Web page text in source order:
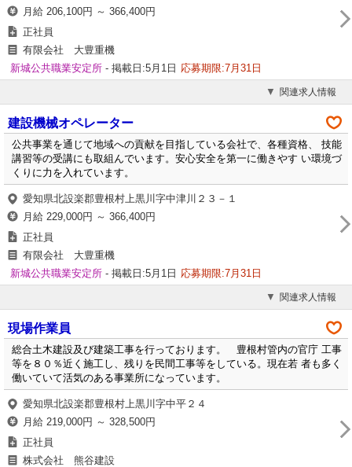
月給 206,100円 ～ 366,400円
正社員
有限会社 大豊重機
新城公共職業安定所 - 掲載日:5月1日 応募期限:7月31日
関連求人情報
建設機械オペレーター
公共事業を通じて地域への貢献を目指している会社で、各種資格、 技能
講習等の受講にも取組んでいます。安心安全を第一に働きやす い環境づ
くりに力を入れています。
愛知県北設楽郡豊根村上黒川字中津川２３－１
月給 229,000円 ～ 366,400円
正社員
有限会社 大豊重機
新城公共職業安定所 - 掲載日:5月1日 応募期限:7月31日
関連求人情報
現場作業員
総合土木建設及び建築工事を行っております。 豊根村管内の官庁 工事
等を８０％近く施工し、残りを民間工事等をしている。現在若 者も多く
働いていて活気のある事業所になっています。
愛知県北設楽郡豊根村上黒川字中平２４
月給 219,000円 ～ 328,500円
正社員
株式会社 熊谷建設